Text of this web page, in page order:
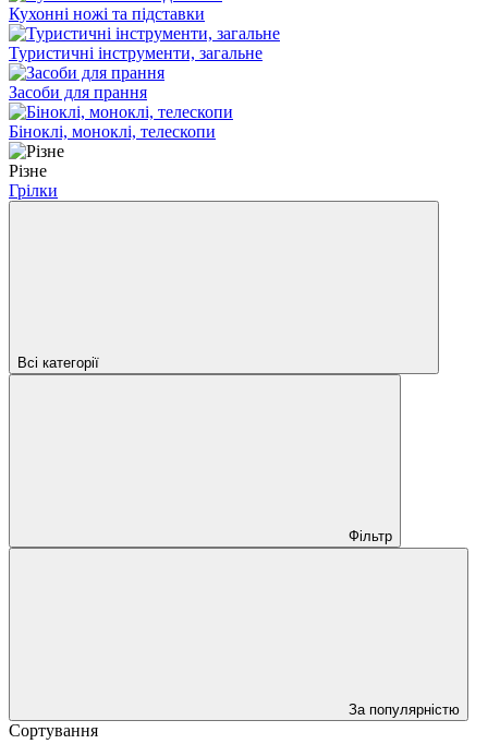
Кухонні ножі та підставки
Туристичні інструменти, загальне
Засоби для прання
Біноклі, моноклі, телескопи
Різне
Грілки
Всі категорії
Фільтр
За популярністю
Сортування